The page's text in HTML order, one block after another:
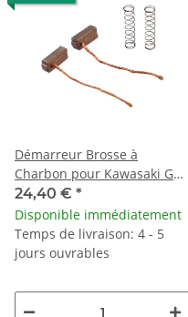
Démarreur Brosse à
Charbon pour Kawasaki GPZ
900 Suzuki GSF 1200
Yamaha XJR 1300
24,40 € *
Disponible immédiatement
Temps de livraison: 4 - 5
jours ouvrables